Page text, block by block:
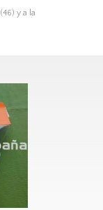
(46) y a la